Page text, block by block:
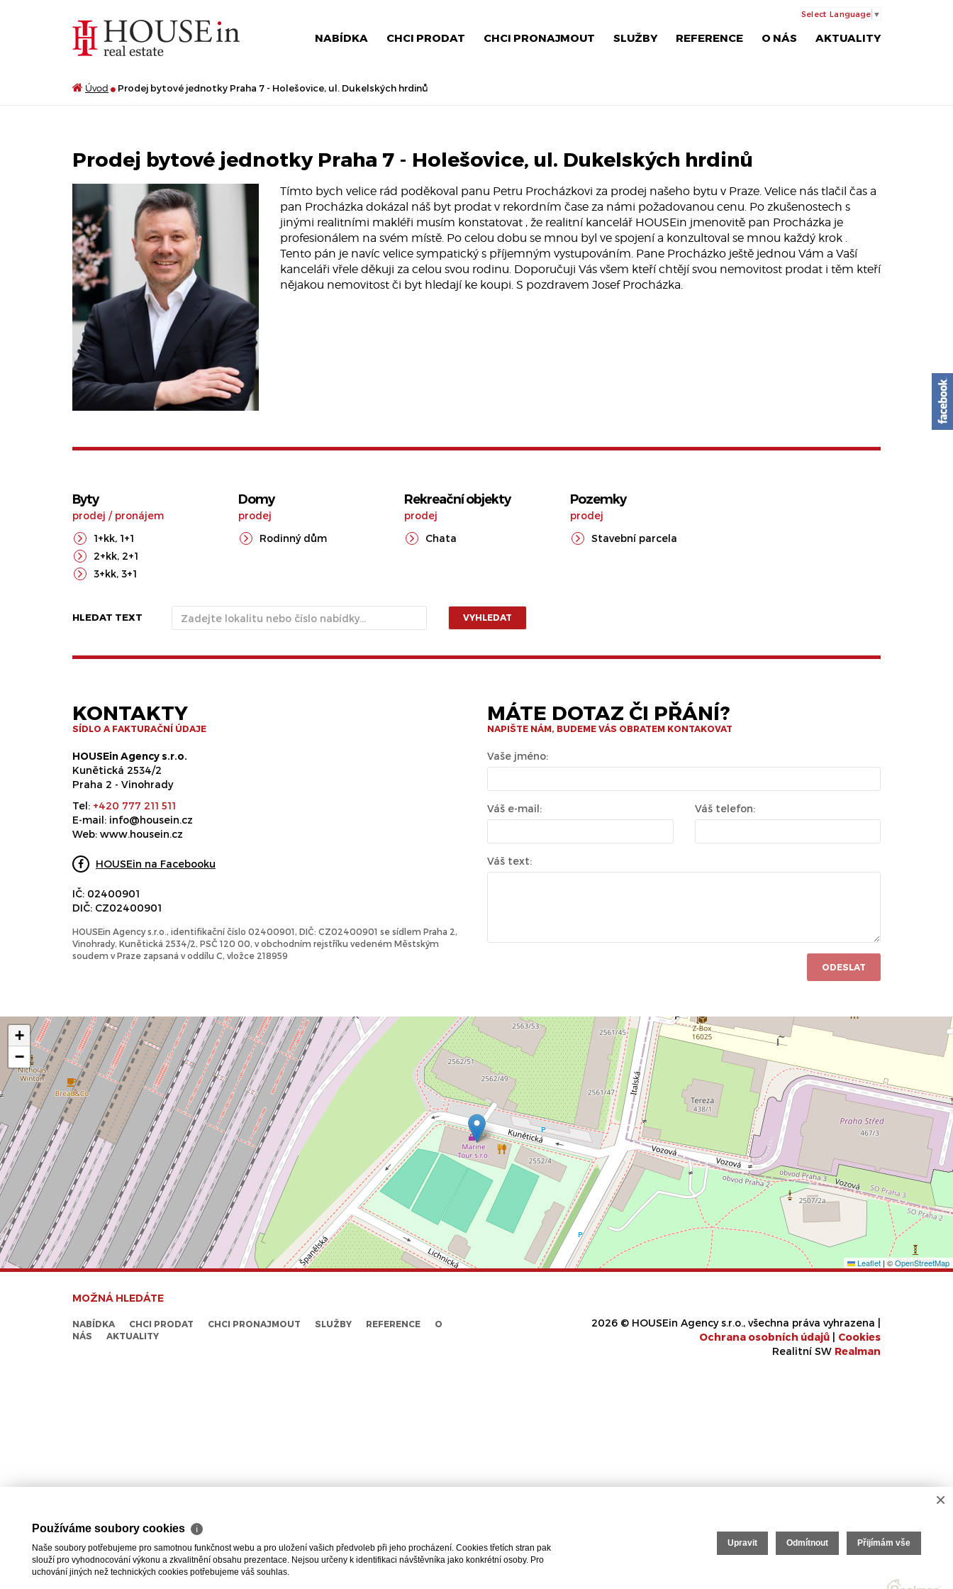
NABÍDKA CHCI PRODAT CHCI PRONAJMOUT SLUŽBY REFERENCE O NÁS AKTUALITY
Select Language ▼
Úvod Prodej bytové jednotky Praha 7 - Holešovice, ul. Dukelských hrdinů
Prodej bytové jednotky Praha 7 - Holešovice, ul. Dukelských hrdinů
Tímto bych velice rád poděkoval panu Petru Procházkovi za prodej našeho bytu v Praze. Velice nás tlačil čas a
pan Procházka dokázal náš byt prodat v rekordním čase za námi požadovanou cenu. Po zkušenostech s
jinými realitními makléři musím konstatovat , že realitní kancelář HOUSEin jmenovitě pan Procházka je
profesionálem na svém místě. Po celou dobu se mnou byl ve spojení a konzultoval se mnou každý krok .
Tento pán je navíc velice sympatický s příjemným vystupováním. Pane Procházko ještě jednou Vám a Vaší
kanceláři vřele děkuji za celou svou rodinu. Doporučuji Vás všem kteří chtějí svou nemovitost prodat i těm kteří
nějakou nemovitost či byt hledají ke koupi. S pozdravem Josef Procházka.
Byty
prodej / pronájem
1+kk, 1+1
2+kk, 2+1
3+kk, 3+1
Domy
prodej
Rodinný dům
Rekreační objekty
prodej
Chata
Pozemky
prodej
Stavební parcela
HLEDAT TEXT VYHLEDAT
KONTAKTY
SÍDLO A FAKTURAČNÍ ÚDAJE
HOUSEin Agency s.r.o.
Kunětická 2534/2
Praha 2 - Vinohrady
Tel: +420 777 211 511
E-mail: info@housein.cz
Web: www.housein.cz
HOUSEin na Facebooku
IČ: 02400901
DIČ: CZ02400901
HOUSEin Agency s.r.o., identifikační číslo 02400901, DIČ: CZ02400901 se sídlem Praha 2,
Vinohrady, Kunětická 2534/2, PSČ 120 00, v obchodním rejstříku vedeném Městským
soudem v Praze zapsaná v oddílu C, vložce 218959
MÁTE DOTAZ ČI PŘÁNÍ?
NAPIŠTE NÁM, BUDEME VÁS OBRATEM KONTAKOVAT
Vaše jméno:
Váš e-mail: Váš telefon:
Váš text:
ODESLAT
+
−
Leaflet |©OpenStreetMap
MOŽNÁ HLEDÁTE
NABÍDKA CHCI PRODAT CHCI PRONAJMOUT SLUŽBY REFERENCE
O
NÁS
AKTUALITY
2026 © HOUSEin Agency s.r.o., všechna práva vyhrazena |
Ochrana osobních údajů
Cookies
Realitní SW Realman
×
Používáme soubory cookies ℹ
Naše soubory potřebujeme pro samotnou funkčnost webu a pro uložení vašich předvoleb při jeho procházení. Cookies třetích stran pak
slouží pro vyhodnocování výkonu a zkvalitnění obsahu prezentace. Nejsou určeny k identifikaci návštěvníka jako konkrétní osoby. Pro
uchování jiných než technických cookies potřebujeme váš souhlas.
Upravit Odmítnout Přijímám vše